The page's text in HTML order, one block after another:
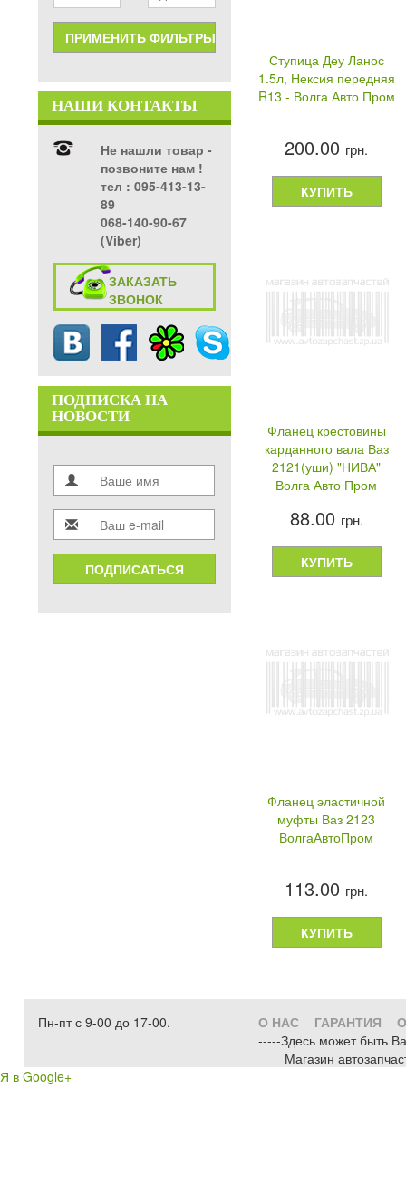
НАШИ КОНТАКТЫ
Не нашли товар -
позвоните нам !
тел ‎: 095-413-13-
89
068-140-90-67
(Viber)
ЗАКАЗАТЬ
ЗВОНОК
ПОДПИСКА НА
НОВОСТИ
ПОДПИСАТЬСЯ
Ступица Деу Ланос
1.5л, Нексия передняя
R13 - Волга Авто Пром
200.00 грн.
КУПИТЬ
Фланец крестовины
карданного вала Ваз
2121(уши) "НИВА"
Волга Авто Пром
88.00 грн.
КУПИТЬ
Фланец эластичной
муфты Ваз 2123
ВолгаАвтоПром
113.00 грн.
КУПИТЬ
Пн-пт с 9-00 до 17-00. О НАС ГАРАНТИЯ
-----Здесь может быть
Магазин
Я в Google+